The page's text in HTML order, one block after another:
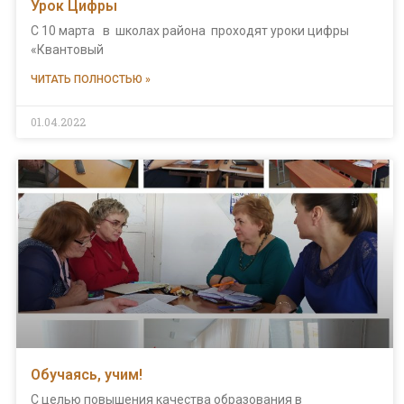
Урок Цифры
С 10 марта в школах района проходят уроки цифры
«Квантовый
ЧИТАТЬ ПОЛНОСТЬЮ »
01.04.2022
Обучаясь, учим!
С целью повышения качества образования в